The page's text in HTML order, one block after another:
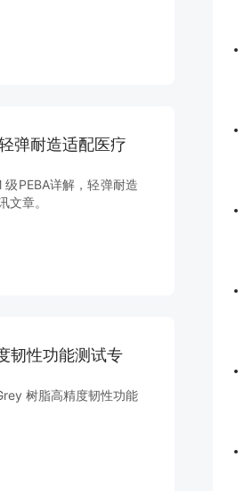
弹耐造适配医疗
PEBA详解，轻弹耐造
章。
韧性功能测试专
树脂高精度韧性功能